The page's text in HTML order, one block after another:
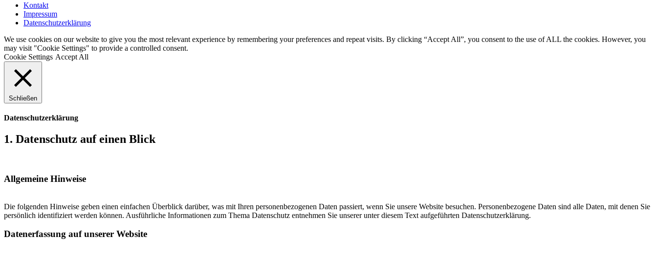
Kontakt
Impressum
Datenschutzerklärung
We use cookies on our website to give you the most relevant experience by remembering your preferences and repeat visits. By clicking “Accept All”, you consent to the use of ALL the cookies. However, you
may visit "Cookie Settings" to provide a controlled consent.
Cookie Settings Accept All
Schließen
Datenschutzerklärung
1. Datenschutz auf einen Blick
Allgemeine Hinweise
Die folgenden Hinweise geben einen einfachen Überblick darüber, was mit Ihren personenbezogenen Daten passiert, wenn Sie unsere Website besuchen. Personenbezogene Daten sind alle Daten, mit denen Sie
persönlich identifiziert werden können. Ausführliche Informationen zum Thema Datenschutz entnehmen Sie unserer unter diesem Text aufgeführten Datenschutzerklärung.
Datenerfassung auf unserer Website